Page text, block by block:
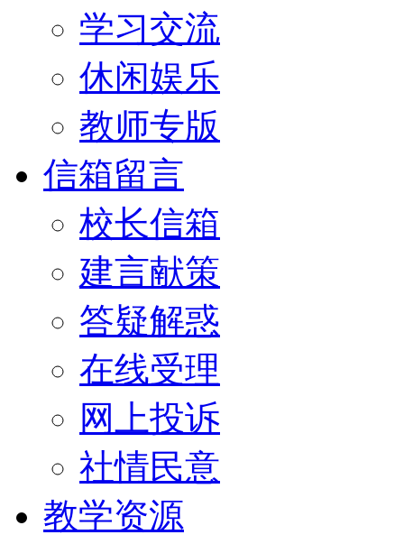
学习交流
休闲娱乐
教师专版
信箱留言
校长信箱
建言献策
答疑解惑
在线受理
网上投诉
社情民意
教学资源